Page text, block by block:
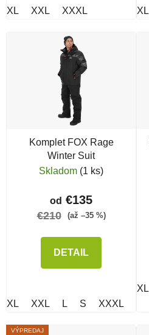
XL XXL XXXL XL
Komplet FOX Rage
Winter Suit
Skladom (1 ks)
od €135
€210 (až –35 %)
DETAIL
XL XXL L S XXXL
XL
VÝPREDAJ